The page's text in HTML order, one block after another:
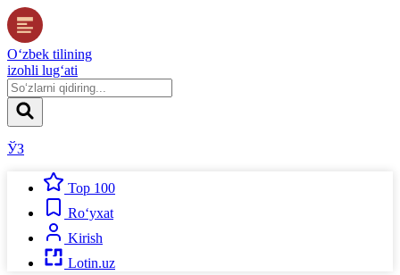
O‘zbek tilining
izohli lug‘ati
ЎЗ
Top 100
Ro‘yxat
Kirish
Lotin.uz